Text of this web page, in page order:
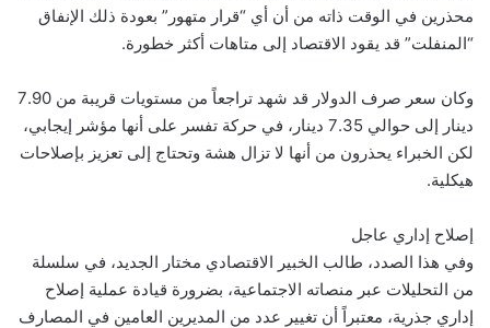
محذرين في الوقت ذاته من أن أي “قرار متهور” بعودة ذلك الإنفاق
“المنفلت” قد يقود الاقتصاد إلى متاهات أكثر خطورة.
وكان سعر صرف الدولار قد شهد تراجعاً من مستويات قريبة من 7.90
دينار إلى حوالي 7.35 دينار، في حركة تفسر على أنها مؤشر إيجابي،
لكن الخبراء يحذرون من أنها لا تزال هشة وتحتاج إلى تعزيز بإصلاحات
هيكلية.
إصلاح إداري عاجل
وفي هذا الصدد، طالب الخبير الاقتصادي مختار الجديد، في سلسلة
من التحليلات عبر منصاته الاجتماعية، بضرورة قيادة عملية إصلاح
إداري جذرية، معتبراً أن تغيير عدد من المديرين العامين في المصارف